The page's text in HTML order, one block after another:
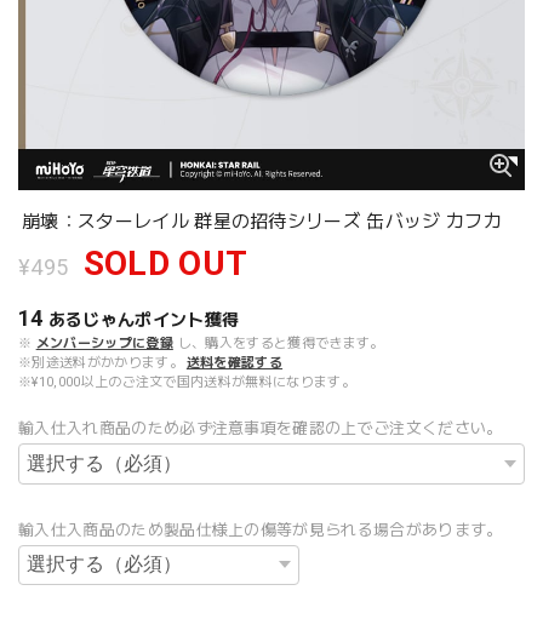
崩壊：スターレイル 群星の招待シリーズ 缶バッジ カフカ
¥495 SOLD OUT
14 あるじゃんポイント獲得
※ メンバーシップに登録 し、購入をすると獲得できます。
※別途送料がかかります。
送料を確認する
※¥10,000以上のご注文で国内送料が無料になります。
輸入仕入れ商品のため必ず注意事項を確認の上でご注文ください。
輸入仕入商品のため製品仕様上の傷等が見られる場合があります。